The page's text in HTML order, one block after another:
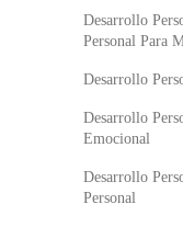
Desarrollo
Personal Para
Desarrollo
Desarrollo
Emocional
Desarrollo
Personal